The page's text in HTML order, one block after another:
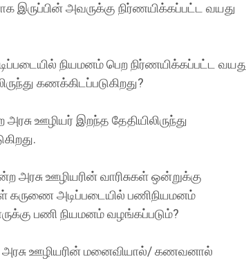
இருப்பின் அவருக்கு நிர்ணயிக்கப்பட்ட வயது
நியமனம் பெற நிர்ணயிக்கப்பட்ட
கணக்கிடப்படுகிறது?
ஊழியர் இறந்த தேதியிலிருந்து
அரசு ஊழியரின் வாரிசுகள் ஒன்றுக்கு
கருணை அடிப்படையில் பணிநியமனம்
பணி நியமனம் வழங்கப்படும்?
ஊழியரின் மனைவியால்/ கணவனால்